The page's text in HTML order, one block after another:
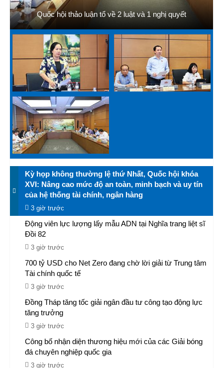
Quốc hội thảo luận tổ về 2 luật và 1 nghị quyết
Kỳ họp không thường lệ thứ Nhất, Quốc hội khóa
XVI: Nâng cao mức độ an toàn, minh bạch và uy tín
của hệ thống tài chính, ngân hàng
3 giờ trước
Động viên lực lượng lấy mẫu ADN tại Nghĩa trang liệt sĩ
Đồi 82​
3 giờ trước
700 tỷ USD cho Net Zero đang chờ lời giải từ Trung tâm
Tài chính quốc tế
3 giờ trước
Đồng Tháp tăng tốc giải ngân đầu tư công tạo động lực
tăng trưởng
3 giờ trước
Công bố nhận diện thương hiệu mới của các Giải bóng
đá chuyên nghiệp quốc gia
3 giờ trước